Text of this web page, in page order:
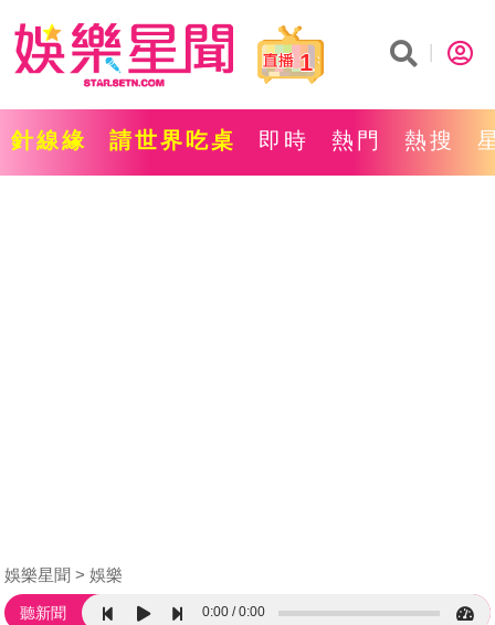
1
針線緣 請世界吃桌 即時 熱門 熱搜
娛樂星聞 娛樂
聽新聞 0:00 0:00